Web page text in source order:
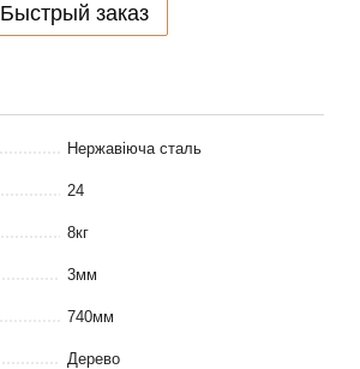
Быстрый заказ
Нержавіюча сталь
24
8кг
3мм
740мм
Дерево